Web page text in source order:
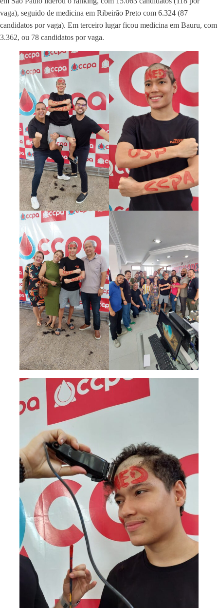
vaga), seguido de medicina em Ribeirão Preto com 6.324 (87
candidatos por vaga). Em terceiro lugar ficou medicina em Bauru, com
3.362, ou 78 candidatos por vaga.